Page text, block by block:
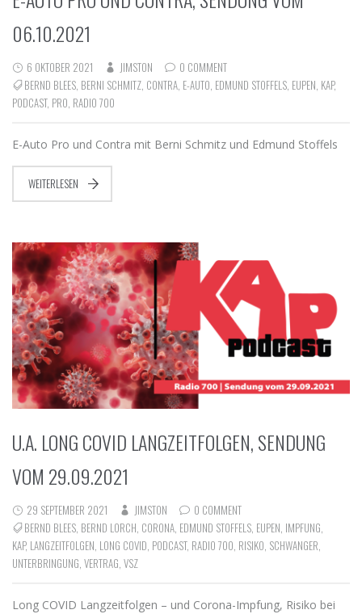
06.10.2021
6 OKTOBER 2021 JIMSTON
0 COMMENT
BERND BLEES BERNI SCHMITZ CONTRA E-AUTO EDMUND STOFFELS EUPEN KAP,
PODCAST, PRO RADIO 700
E-Auto Pro und Contra mit Berni Schmitz und Edmund Stoffels
WEITERLESEN
U.A. LONG COVID LANGZEITFOLGEN, SENDUNG
VOM 29.09.2021
29 SEPTEMBER 2021 JIMSTON
0 COMMENT
BERND BLEES, BERND LORCH, CORONA, EDMUND STOFFELS, EUPEN, IMPFUNG,
KAP, LANGZEITFOLGEN, LONG COVID, PODCAST, RADIO 700, RISIKO, SCHWANGER,
UNTERBRINGUNG, VERTRAG, VSZ
Long COVID Langzeitfolgen – und Corona-Impfung, Risiko bei